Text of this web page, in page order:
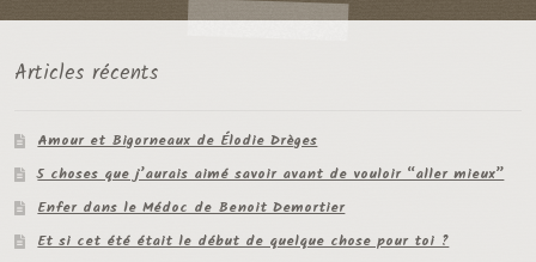
Articles récents
Amour et Bigorneaux de Élodie Drèges
5 choses que j’aurais aimé savoir avant de vouloir “aller mieux”
Enfer dans le Médoc de Benoit Demortier
Et si cet été était le début de quelque chose pour toi ?